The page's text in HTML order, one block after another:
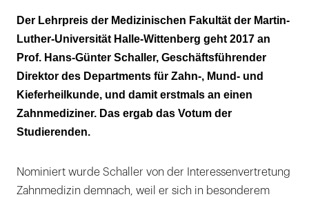
Der Lehrpreis der Medizinischen Fakultät der Martin-
Luther-Universität Halle-Wittenberg geht 2017 an
Prof. Hans-Günter Schaller, Geschäftsführender
Direktor des Departments für Zahn-, Mund- und
Kieferheilkunde, und damit erstmals an einen
Zahnmediziner. Das ergab das Votum der
Studierenden.
Nominiert wurde Schaller von der Interessenvertretung
Zahnmedizin demnach, weil er sich in besonderem